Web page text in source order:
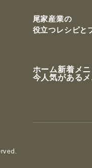
尾家産業の
役立つレシピと
ホーム新着メ
今人気がある